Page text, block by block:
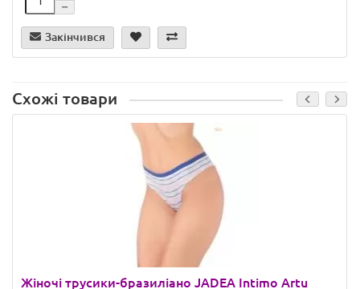
Закінчився
Схожі товари
Жіночі трусики-бразиліано JADEA Intimo Artu